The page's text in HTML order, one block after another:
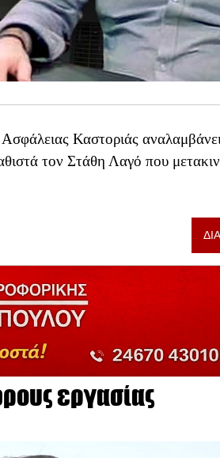
Καστοριάς
τον Στάθη Λαγό που
εργασίας